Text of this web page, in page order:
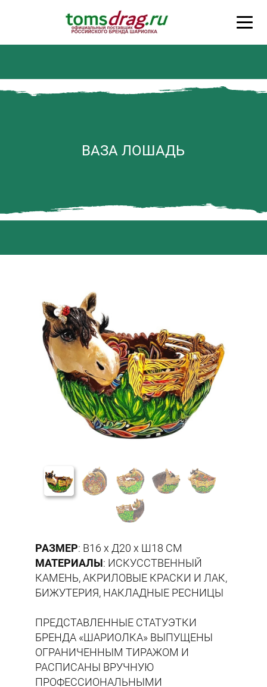
ВАЗА ЛОШАДЬ
РАЗМЕР: В16 х Д20 х Ш18 СМ
МАТЕРИАЛЫ: ИСКУССТВЕННЫЙ
КАМЕНЬ, АКРИЛОВЫЕ КРАСКИ И ЛАК,
БИЖУТЕРИЯ, НАКЛАДНЫЕ РЕСНИЦЫ
ПРЕДСТАВЛЕННЫЕ СТАТУЭТКИ
БРЕНДА «ШАРИОЛКА» ВЫПУЩЕНЫ
ОГРАНИЧЕННЫМ ТИРАЖОМ И
РАСПИСАНЫ ВРУЧНУЮ
ПРОФЕССИОНАЛЬНЫМИ